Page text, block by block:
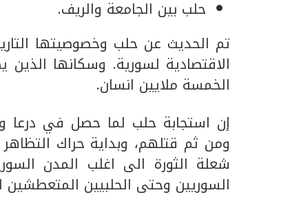
حلب بين الجامعة والريف.
تم الحديث عن حلب وخصوصيتها
الاقتصادية لسورية. وسكانها
الخمسة ملايين انسان.
إن استجابة حلب لما حصل في درعا
شعلة الثورة الى اغلب المدن
السوريين وحتى الحلبيين المتعطشين